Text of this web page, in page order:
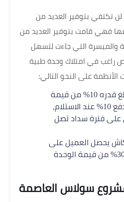
لن تكتفي بتوفير العديد من
فهي قامت بتوفير العديد من
والميسرة التي جاءت لتسهل
راغب في امتلاك وحدة طبية
على النحو التالي:
يتم دفع مُقدم حجز يبلغ قدره 10% من قيمة
الوحدة بالإضافة إلى دفع 10% عند الاستلام،
على فترة سداد تصل
يحصل العميل على
خصم مالي يبلغ حتى 30% من قيمة الوحدة
سولاس العاصمة